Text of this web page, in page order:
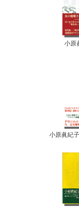
小原
小原眞紀